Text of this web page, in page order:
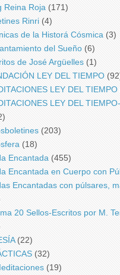
Reina Roja (171)
Rinri (4)
de la Historá Cósmica (3)
del Sueño (6)
de José Argüelles (1)
LEY DEL TIEMPO
LEY DEL TIEMPO
LEY DEL
(203)
(18)
Encantada (455)
Encantada en Cuerpo con
Encantadas con púlsares,
20 Sellos-Escritos por M.
(22)
(32)
(19)